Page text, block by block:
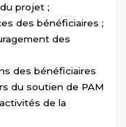
projet ;
des bénéficiaires ;
des
des bénéficiaires
du soutien de PAM
de la